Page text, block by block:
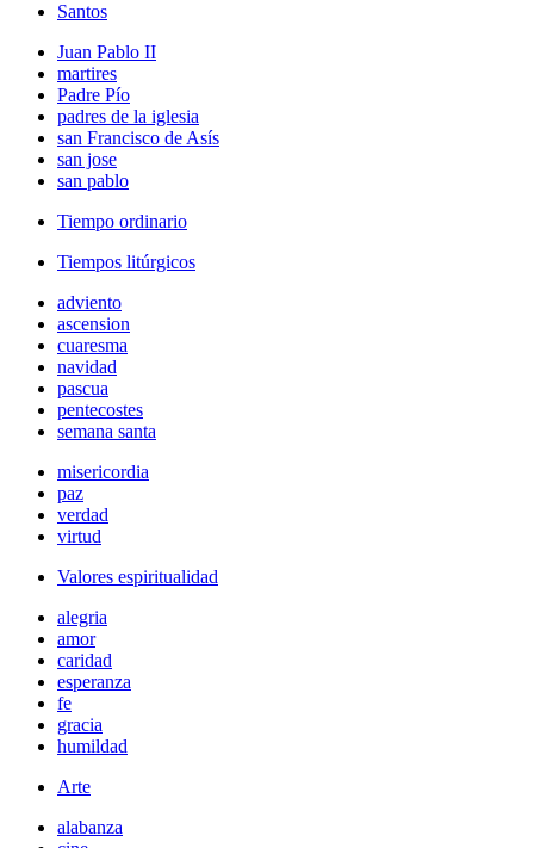
Santos
Juan Pablo II
martires
Padre Pío
padres de la iglesia
san Francisco de Asís
san jose
san pablo
Tiempo ordinario
Tiempos litúrgicos
adviento
ascension
cuaresma
navidad
pascua
pentecostes
semana santa
misericordia
paz
verdad
virtud
Valores espiritualidad
alegria
amor
caridad
esperanza
fe
gracia
humildad
Arte
alabanza